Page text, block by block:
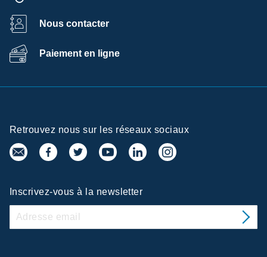
Nous contacter
Paiement en ligne
Retrouvez nous sur les réseaux sociaux
Inscrivez-vous à la newsletter
de la confidentialité